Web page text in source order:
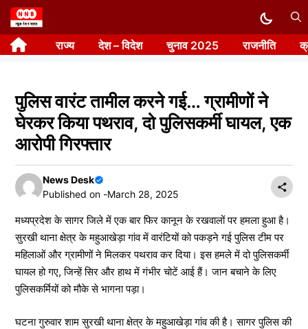
Skip
to
content राज्य देश – विदेश चुनाव 2025 राजनीति
पुलिस वारंट तामील करने गई… ग्रामीणों ने
घेरकर किया पथराव, दो पुलिसकर्मी घायल, एक
आरोपी गिरफ्तार
News Desk
Published on -March 28, 2025
मध्यप्रदेश के सागर जिले में एक बार फिर कानून के रखवालों पर हमला हुआ है।
सुरखी थाना क्षेत्र के महुआखेड़ा गांव में वारंटियों को पकड़ने गई पुलिस टीम पर
महिलाओं और ग्रामीणों ने मिलकर पथराव कर दिया। इस हमले में दो पुलिसकर्मी
घायल हो गए, जिन्हें सिर और हाथ में गंभीर चोटें आई हैं। जान बचाने के लिए
पुलिसकर्मियों को मौके से भागना पड़ा।
घटना गुरुवार शाम सुरखी थाना क्षेत्र के महुआखेड़ा गांव की है। सागर पुलिस की